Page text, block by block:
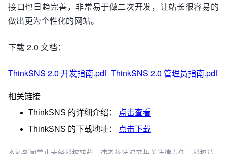
接口也日趋完善，非常易于做二次开发，让站长很容易的
做出更为个性化的网站。
下载 2.0 文档：
ThinkSNS 2.0 开发指南.pdf ThinkSNS 2.0 管理员指南.pdf
相关链接
ThinkSNS 的详细介绍：
点击查看
ThinkSNS 的下载地址： 点击下载